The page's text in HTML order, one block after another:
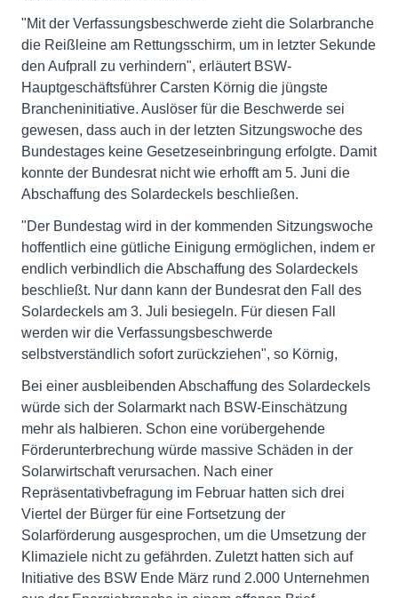
"Mit der Verfassungsbeschwerde zieht die Solarbranche
die Reißleine am Rettungsschirm, um in letzter Sekunde
den Aufprall zu verhindern", erläutert BSW-
Hauptgeschäftsführer Carsten Körnig die jüngste
Brancheninitiative. Auslöser für die Beschwerde sei
gewesen, dass auch in der letzten Sitzungswoche des
Bundestages keine Gesetzeseinbringung erfolgte. Damit
konnte der Bundesrat nicht wie erhofft am 5. Juni die
Abschaffung des Solardeckels beschließen.
"Der Bundestag wird in der kommenden Sitzungswoche
hoffentlich eine gütliche Einigung ermöglichen, indem er
endlich verbindlich die Abschaffung des Solardeckels
beschließt. Nur dann kann der Bundesrat den Fall des
Solardeckels am 3. Juli besiegeln. Für diesen Fall
werden wir die Verfassungsbeschwerde
selbstverständlich sofort zurückziehen", so Körnig,
Bei einer ausbleibenden Abschaffung des Solardeckels
würde sich der Solarmarkt nach BSW-Einschätzung
mehr als halbieren. Schon eine vorübergehende
Förderunterbrechung würde massive Schäden in der
Solarwirtschaft verursachen. Nach einer
Repräsentativbefragung im Februar hatten sich drei
Viertel der Bürger für eine Fortsetzung der
Solarförderung ausgesprochen, um die Umsetzung der
Klimaziele nicht zu gefährden. Zuletzt hatten sich auf
Initiative des BSW Ende März rund 2.000 Unternehmen